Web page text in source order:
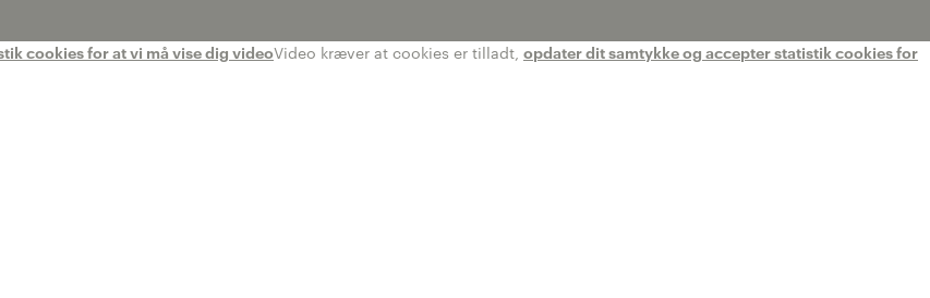
cookies for at vi må vise dig videoVideo kræver at cookies er tilladt, opdater dit samtykke og accepter statistik cookies for